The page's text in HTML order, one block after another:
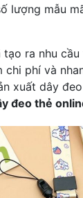
lượng mẫu
ra nhu
phí và
xuất dây
đeo thẻ